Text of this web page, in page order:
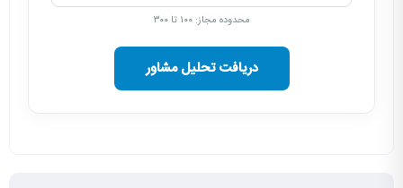
محدوده مجاز: ۱۰۰ تا ۳۰۰
دریافت تحلیل مشاور